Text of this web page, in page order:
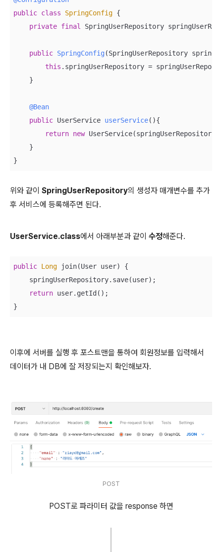
public class SpringConfig {
private final SpringUserRepository
public SpringConfig(SpringUserRepository
this .springUserRepository =
    }
@Bean
public UserService userService(){
return new
    }
}
위와 같이 SpringUserRepository의 생성자 매개변수를 추가
후 서비스에 등록해주면 된다.
UserService.class에서 아래부분과 같이 수정해준다.
public Long join(User user) {
    springUserRepository.save(user);
return user.getId();
}
이후에 서버를 실행 후 포스트맨을 통하여 회원정보를 입력해서
데이터가 내 DB에 잘 저장되는지 확인해보자.
POST
POST로 파라미터 값을 response 하면